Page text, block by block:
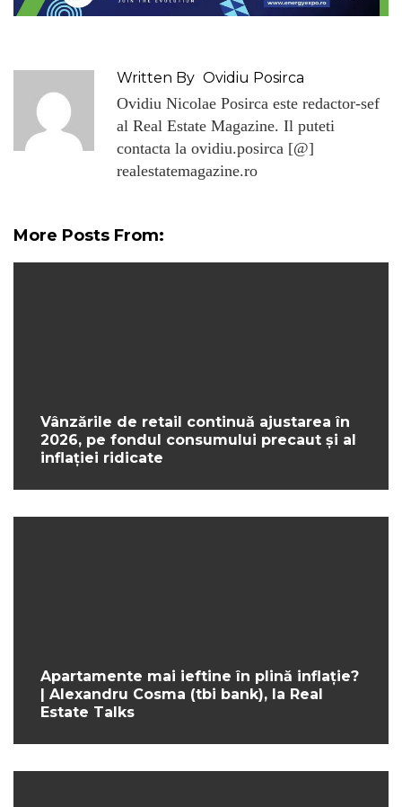
Written By Ovidiu Posirca
Ovidiu Nicolae Posirca este redactor-sef
al Real Estate Magazine. Il puteti
contacta la ovidiu.posirca [@]
realestatemagazine.ro
More Posts From:
Vânzările de retail continuă ajustarea în
2026, pe fondul consumului precaut și al
inflației ridicate
Apartamente mai ieftine în plină inflație?
| Alexandru Cosma (tbi bank), la Real
Estate Talks